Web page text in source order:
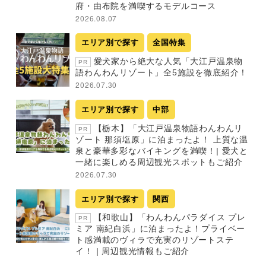
府・由布院を満喫するモデルコース
2026.08.07
エリア別で探す 全国特集
PR
愛犬家から絶大な人気「大江戸温泉物
語わんわんリゾート」全5施設を徹底紹介！
2026.07.30
エリア別で探す 中部
PR
【栃木】「大江戸温泉物語わんわんリ
ゾート 那須塩原」に泊まったよ！ 上質な温
泉と豪華多彩なバイキングを満喫！| 愛犬と
一緒に楽しめる周辺観光スポットもご紹介
2026.07.30
エリア別で探す 関西
PR
【和歌山】「わんわんパラダイス プレ
ミア 南紀白浜」に泊まったよ！プライベー
ト感満載のヴィラで充実のリゾートステ
イ！ | 周辺観光情報もご紹介